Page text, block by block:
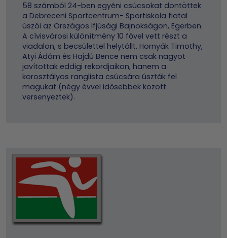
58 számból 24-ben egyéni csúcsokat döntöttek
a Debreceni Sportcentrum- Sportiskola fiatal
úszói az Országos Ifjúsági Bajnokságon, Egerben.
A cívisvárosi különítmény 10 fővel vett részt a
viadalon, s becsülettel helytállt. Hornyák Timothy,
Atyi Ádám és Hajdú Bence nem csak nagyot
javítottak eddigi rekordjaikon, hanem a
korosztályos ranglista csúcsára úszták fel
magukat (négy évvel idősebbek között
versenyeztek).